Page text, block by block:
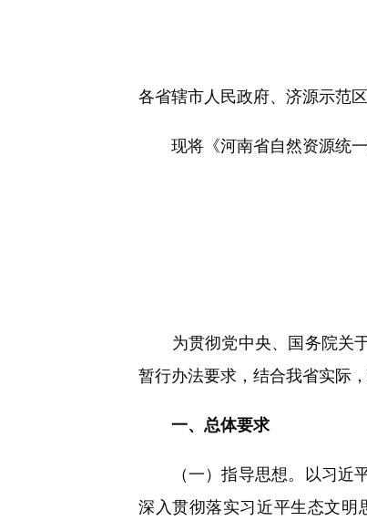
各省辖市人民政府、济源示范
现将《河南省自然资源统一
为贯彻党中央、国务院关于
暂行办法要求，结合我省实际，
一、总体要求
（一）指导思想。以习近平
深入贯彻落实习近平生态文明